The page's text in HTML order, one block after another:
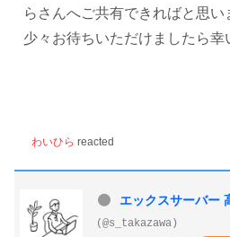
らさんへご共有できればと思い
少々お待ちいただけましたら幸
わいひら reacted
エックスサーバー
(@s_takazawa)